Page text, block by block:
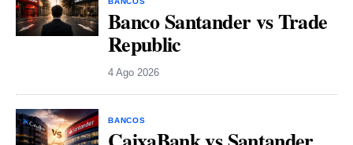
Banco Santander vs Trade
Republic
4 Ago 2026
BANCOS